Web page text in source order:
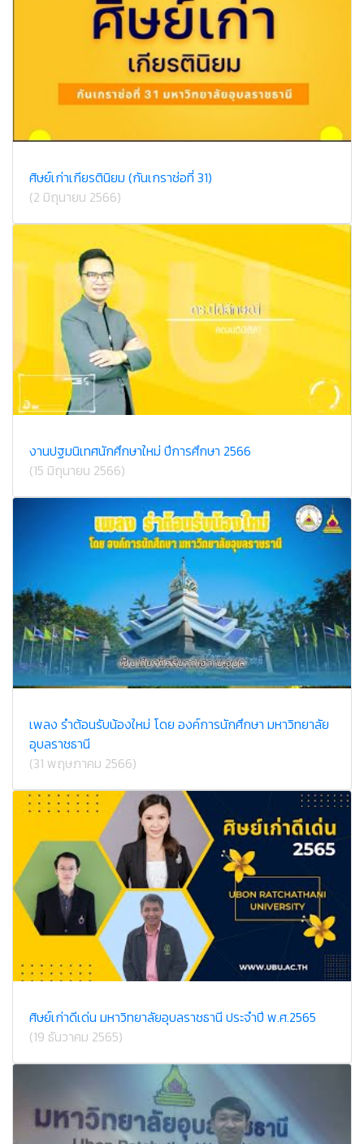
ศิษย์เก่าเกียรตินิยม (กันเกราช่อที่ 31)
(2 มิถุนายน 2566)
งานปฐมนิเทศนักศึกษาใหม่ ปีการศึกษา 2566
(15 มิถุนายน 2566)
เพลง รำต้อนรับน้องใหม่ โดย องค์การนักศึกษา มหาวิทยาลัย
อุบลราชธานี
(31 พฤษภาคม 2566)
ศิษย์เก่าดีเด่น มหาวิทยาลัยอุบลราชธานี ประจำปี พ.ศ.2565
(19 ธันวาคม 2565)